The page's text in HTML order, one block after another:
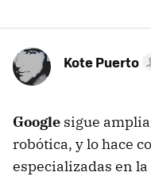
Kote Puerto
Google sigue
robótica, y lo hace
especializadas en